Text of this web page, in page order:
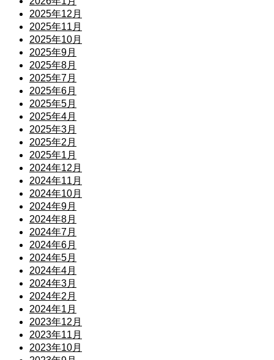
2025年12月
2025年11月
2025年10月
2025年9月
2025年8月
2025年7月
2025年6月
2025年5月
2025年4月
2025年3月
2025年2月
2025年1月
2024年12月
2024年11月
2024年10月
2024年9月
2024年8月
2024年7月
2024年6月
2024年5月
2024年4月
2024年3月
2024年2月
2024年1月
2023年12月
2023年11月
2023年10月